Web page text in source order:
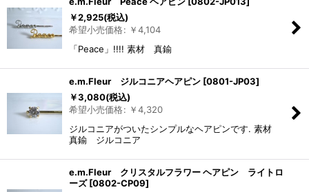
￥2,925(税込)
希望小売価格: ￥4,104
「Peace」!!!! 素材 真鍮
e.m.Fleur ジルコニアヘアピン [0801-JP03]
￥3,080(税込)
希望小売価格: ￥4,320
ジルコニアがついたシンプルなヘアピンです. 素材
真鍮 ジルコニア
e.m.Fleur クリスタルフラワー ヘアピン ライトロ
ーズ [0802-CP09]